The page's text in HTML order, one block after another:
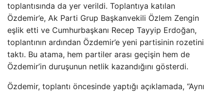
toplantısında da yer verildi. Toplantıya katılan
Özdemir’e, Ak Parti Grup Başkanvekili Özlem Zengin
eşlik etti ve Cumhurbaşkanı Recep Tayyip Erdoğan,
toplantının ardından Özdemir’e yeni partisinin rozetini
taktı. Bu atama, hem partiler arası geçişin hem de
Özdemir’in duruşunun netlik kazandığını gösterdi.
Özdemir, toplantı öncesinde yaptığı açıklamada, “Aynı